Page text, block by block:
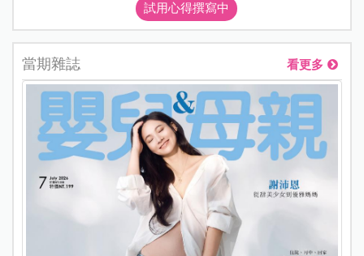
試用心得撰寫中
當期雜誌 看更多